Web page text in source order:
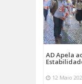
AD Apela
12 Maio